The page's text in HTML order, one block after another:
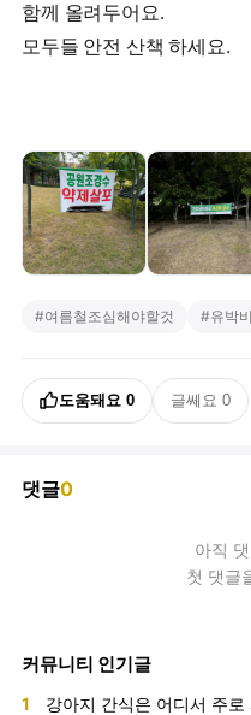
함께 올려두어요.
모두들 안전 산책 하세요.
#여름철조심해야할것 #유박
도움돼요 0 글쎄요 0
댓글0
아직
첫 댓글
커뮤니티 인기글
1 강아지 간식은 어디서 주로